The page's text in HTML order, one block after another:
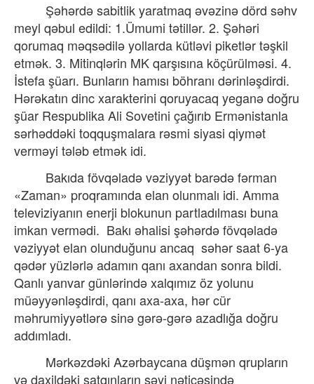
Şəhərdə sabitlik yaratmaq əvəzinə dörd səhv
meyl qəbul edildi: 1.Ümumi tətillər. 2. Şəhəri
qorumaq məqsədilə yollarda kütləvi piketlər təşkil
etmək. 3. Mitinqlərin MK qarşısına köçürülməsi. 4.
İstefa şüarı. Bunların hamısı böhranı dərinləşdirdi.
Hərəkatın dinc xarakterini qoruyacaq yeganə doğru
şüar Respublika Ali Sovetini çağırıb Ermənistanla
sərhəddəki toqquşmalara rəsmi siyasi qiymət
verməyi tələb etmək idi.
Bakıda fövqəladə vəziyyət barədə fərman
«Zaman» proqramında elan olunmalı idi. Amma
televiziyanın enerji blokunun partladılması buna
imkan vermədi. Bakı əhalisi şəhərdə fövqəladə
vəziyyət elan olunduğunu ancaq səhər saat 6-ya
qədər yüzlərlə adamın qanı axandan sonra bildi.
Qanlı yanvar günlərində xalqımız öz yolunu
müəyyənləşdirdi, qanı axa-axa, hər cür
məhrumiyyətlərə sinə gərə-gərə azadlığa doğru
addımladı.
Mərkəzdəki Azərbaycana düşmən qrupların
və daxildəki satqınların səyi nəticəsində